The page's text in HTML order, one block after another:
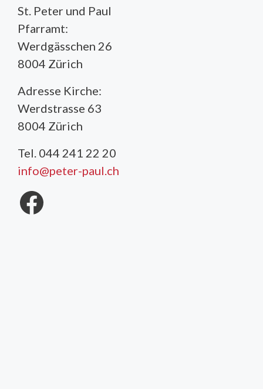
St. Peter und Paul
Pfarramt:
Werdgässchen 26
8004 Zürich
Adresse Kirche:
Werdstrasse 63
8004 Zürich
Tel. 044 241 22 20
info@peter-paul.ch
Facebook